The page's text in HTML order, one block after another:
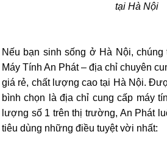
tại Hà Nội
Nếu bạn sinh sống ở Hà Nội, chúng
Máy Tính An Phát – địa chỉ chuyên
giá rẻ, chất lượng cao tại Hà Nội.
bình chọn là địa chỉ cung cấp máy
lượng số 1 trên thị trường, An Phát
tiêu dùng những điều tuyệt vời nhất: